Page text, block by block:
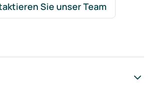
Sie unser Team